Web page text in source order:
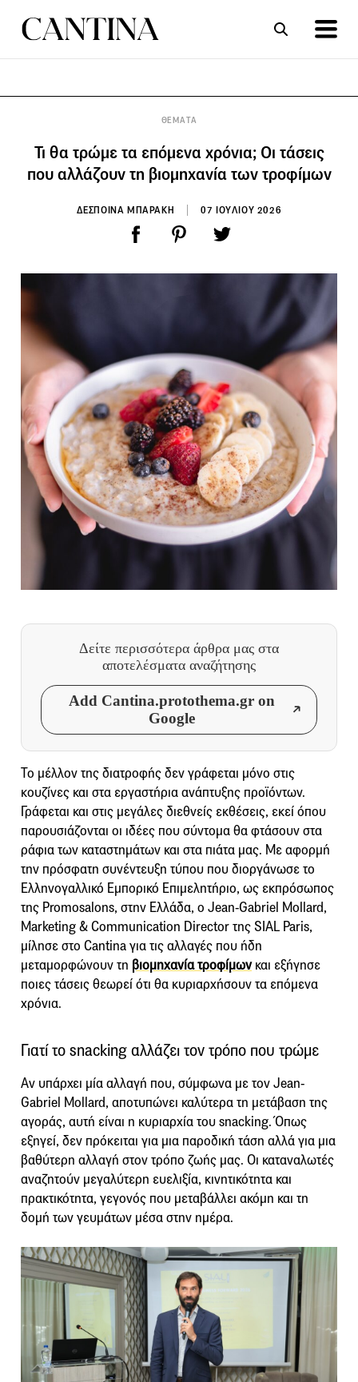
ΘΕΜΑΤΑ
Τι θα τρώμε τα επόμενα χρόνια; Οι τάσεις
που αλλάζουν τη βιομηχανία των τροφίμων
ΔΕΣΠΟΙΝΑ ΜΠΑΡΑΚΗ 07 ΙΟΥΛΙΟΥ 2026
Δείτε περισσότερα άρθρα μας στα
αποτελέσματα αναζήτησης
Add Cantina.protothema.gr on
Google
Το μέλλον της διατροφής δεν γράφεται μόνο στις
κουζίνες και στα εργαστήρια ανάπτυξης προϊόντων.
Γράφεται και στις μεγάλες διεθνείς εκθέσεις, εκεί όπου
παρουσιάζονται οι ιδέες που σύντομα θα φτάσουν στα
ράφια των καταστημάτων και στα πιάτα μας. Με αφορμή
την πρόσφατη συνέντευξη τύπου που διοργάνωσε το
Ελληνογαλλικό Εµπορικό Επιµελητήριο, ως εκπρόσωπος
της Promosalons, στην Ελλάδα, ο Jean-Gabriel Mollard,
Marketing & Communication Director της SIAL Paris,
μίλησε στο Cantina για τις αλλαγές που ήδη
μεταμορφώνουν τη βιομηχανία τροφίμωνκαι εξήγησε
ποιες τάσεις θεωρεί ότι θα κυριαρχήσουν τα επόμενα
χρόνια.
Γιατί το snacking αλλάζει τον τρόπο που τρώμε
Αν υπάρχει μία αλλαγή που, σύμφωνα με τον Jean-
Gabriel Mollard, αποτυπώνει καλύτερα τη μετάβαση της
αγοράς, αυτή είναι η κυριαρχία του snacking. Όπως
εξηγεί, δεν πρόκειται για μια παροδική τάση αλλά για μια
βαθύτερη αλλαγή στον τρόπο ζωής μας. Οι καταναλωτές
αναζητούν μεγαλύτερη ευελιξία, κινητικότητα και
πρακτικότητα, γεγονός που μεταβάλλει ακόμη και τη
δομή των γευμάτων μέσα στην ημέρα.